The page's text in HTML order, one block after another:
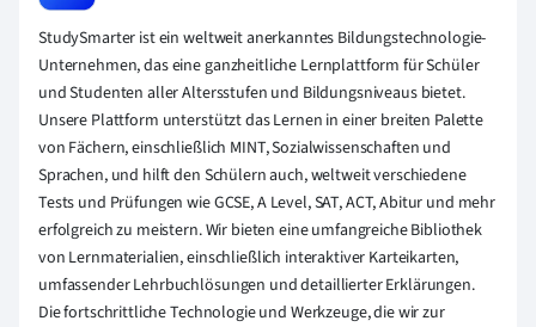
StudySmarter ist ein weltweit anerkanntes Bildungstechnologie-
Unternehmen, das eine ganzheitliche Lernplattform für Schüler
und Studenten aller Altersstufen und Bildungsniveaus bietet.
Unsere Plattform unterstützt das Lernen in einer breiten Palette
von Fächern, einschließlich MINT, Sozialwissenschaften und
Sprachen, und hilft den Schülern auch, weltweit verschiedene
Tests und Prüfungen wie GCSE, A Level, SAT, ACT, Abitur und mehr
erfolgreich zu meistern. Wir bieten eine umfangreiche Bibliothek
von Lernmaterialien, einschließlich interaktiver Karteikarten,
umfassender Lehrbuchlösungen und detaillierter Erklärungen.
Die fortschrittliche Technologie und Werkzeuge, die wir zur